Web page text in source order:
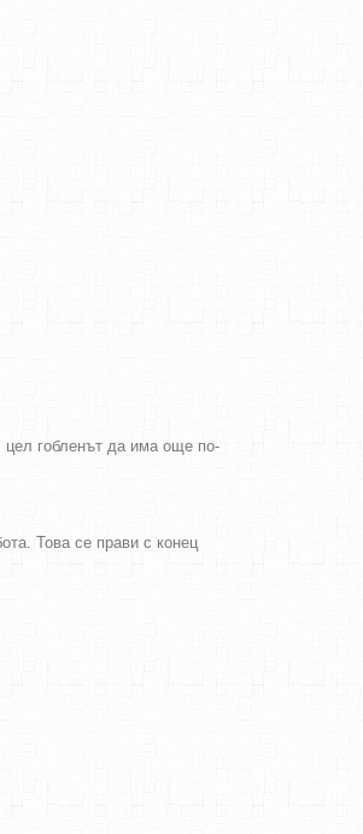
цел гобленът да има още по-
Това се прави с конец